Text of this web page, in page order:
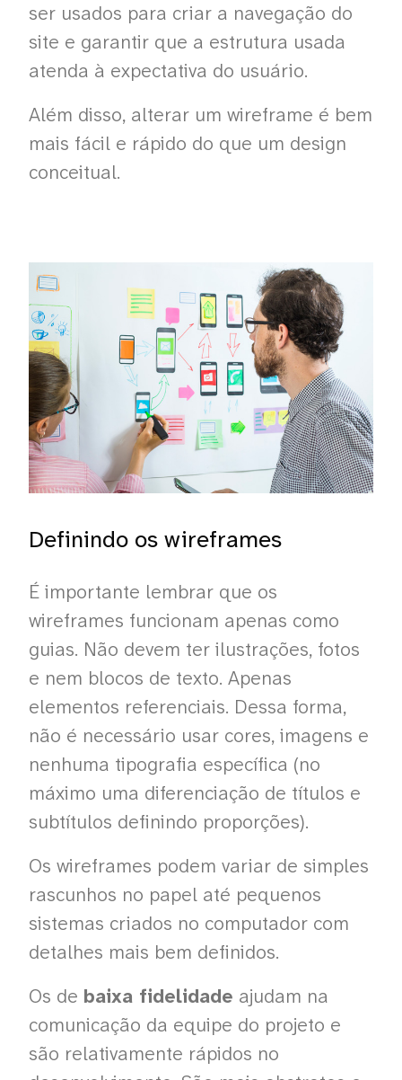
ser usados ​​para criar a navegação do
site e garantir que a estrutura usada
atenda à expectativa do usuário.
Além disso, alterar um wireframe é bem
mais fácil e rápido do que um design
conceitual.
Definindo os wireframes
É importante lembrar que os
wireframes funcionam apenas como
guias. Não devem ter ilustrações, fotos
e nem blocos de texto. Apenas
elementos referenciais. Dessa forma,
não é necessário usar cores, imagens e
nenhuma tipografia específica (no
máximo uma diferenciação de títulos e
subtítulos definindo proporções).
Os wireframes podem variar de simples
rascunhos no papel até pequenos
sistemas criados no computador com
detalhes mais bem definidos.
Os de baixa fidelidade ajudam na
comunicação da equipe do projeto e
são relativamente rápidos no